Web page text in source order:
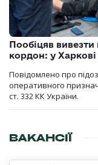
Пообіцяв вивезти
кордон: у
Повідомлено про
оперативного
ст. 332 КК України.
ВАКАНСІЇ